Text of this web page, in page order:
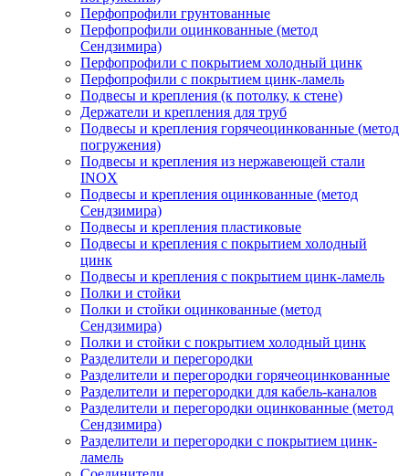
Перфопрофили грунтованные
Перфопрофили оцинкованные (метод
Сендзимира)
Перфопрофили с покрытием холодный цинк
Перфопрофили с покрытием цинк-ламель
Подвесы и крепления (к потолку, к стене)
Держатели и крепления для труб
Подвесы и крепления горячеоцинкованные (метод
погружения)
Подвесы и крепления из нержавеющей стали
INOX
Подвесы и крепления оцинкованные (метод
Сендзимира)
Подвесы и крепления пластиковые
Подвесы и крепления с покрытием холодный
цинк
Подвесы и крепления с покрытием цинк-ламель
Полки и стойки
Полки и стойки оцинкованные (метод
Сендзимира)
Полки и стойки с покрытием холодный цинк
Разделители и перегородки
Разделители и перегородки горячеоцинкованные
Разделители и перегородки для кабель-каналов
Разделители и перегородки оцинкованные (метод
Сендзимира)
Разделители и перегородки с покрытием цинк-
ламель